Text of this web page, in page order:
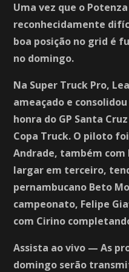
Uma vez que o
reconhecidamente
boa posição no grid é
no domingo.
Na Super Truck Pro,
ameaçado e
honra do GP Santa
Copa Truck. O piloto
Andrade, também com
largar em terceiro,
pernambucano Beto
campeonato, Felipe
com Cirino
Assista ao vivo — As
domingo serão